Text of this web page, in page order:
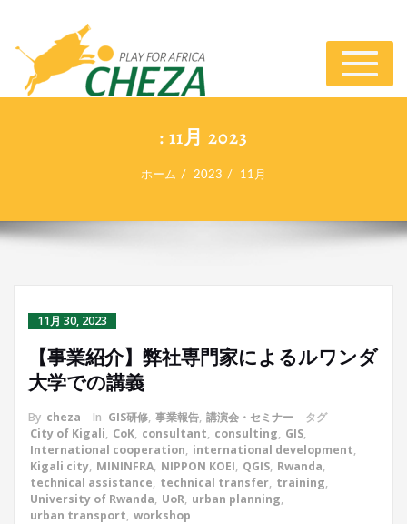
ナ
ビ
ゲ
り
替
: 11月 2023
ホーム 2023 11月
11月 30, 2023
【事業紹介】弊社専門家によるルワンダ
大学での講義
By cheza In GIS研修, 事業報告, 講演会・セミナー
タグ
City of Kigali, CoK, consultant, consulting, GIS,
International cooperation, international development,
Kigali city, MININFRA, NIPPON KOEI, QGIS, Rwanda,
technical assistance, technical transfer, training,
University of Rwanda, UoR, urban planning,
urban transport, workshop